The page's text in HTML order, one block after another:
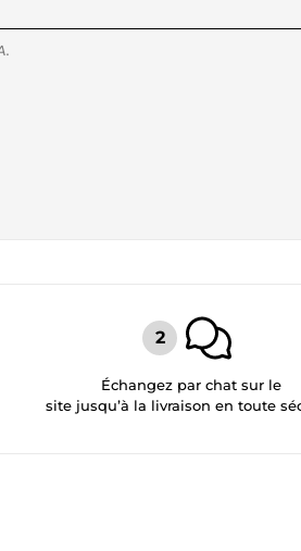
Échangez par chat sur le
site jusqu’à la livraison en toute